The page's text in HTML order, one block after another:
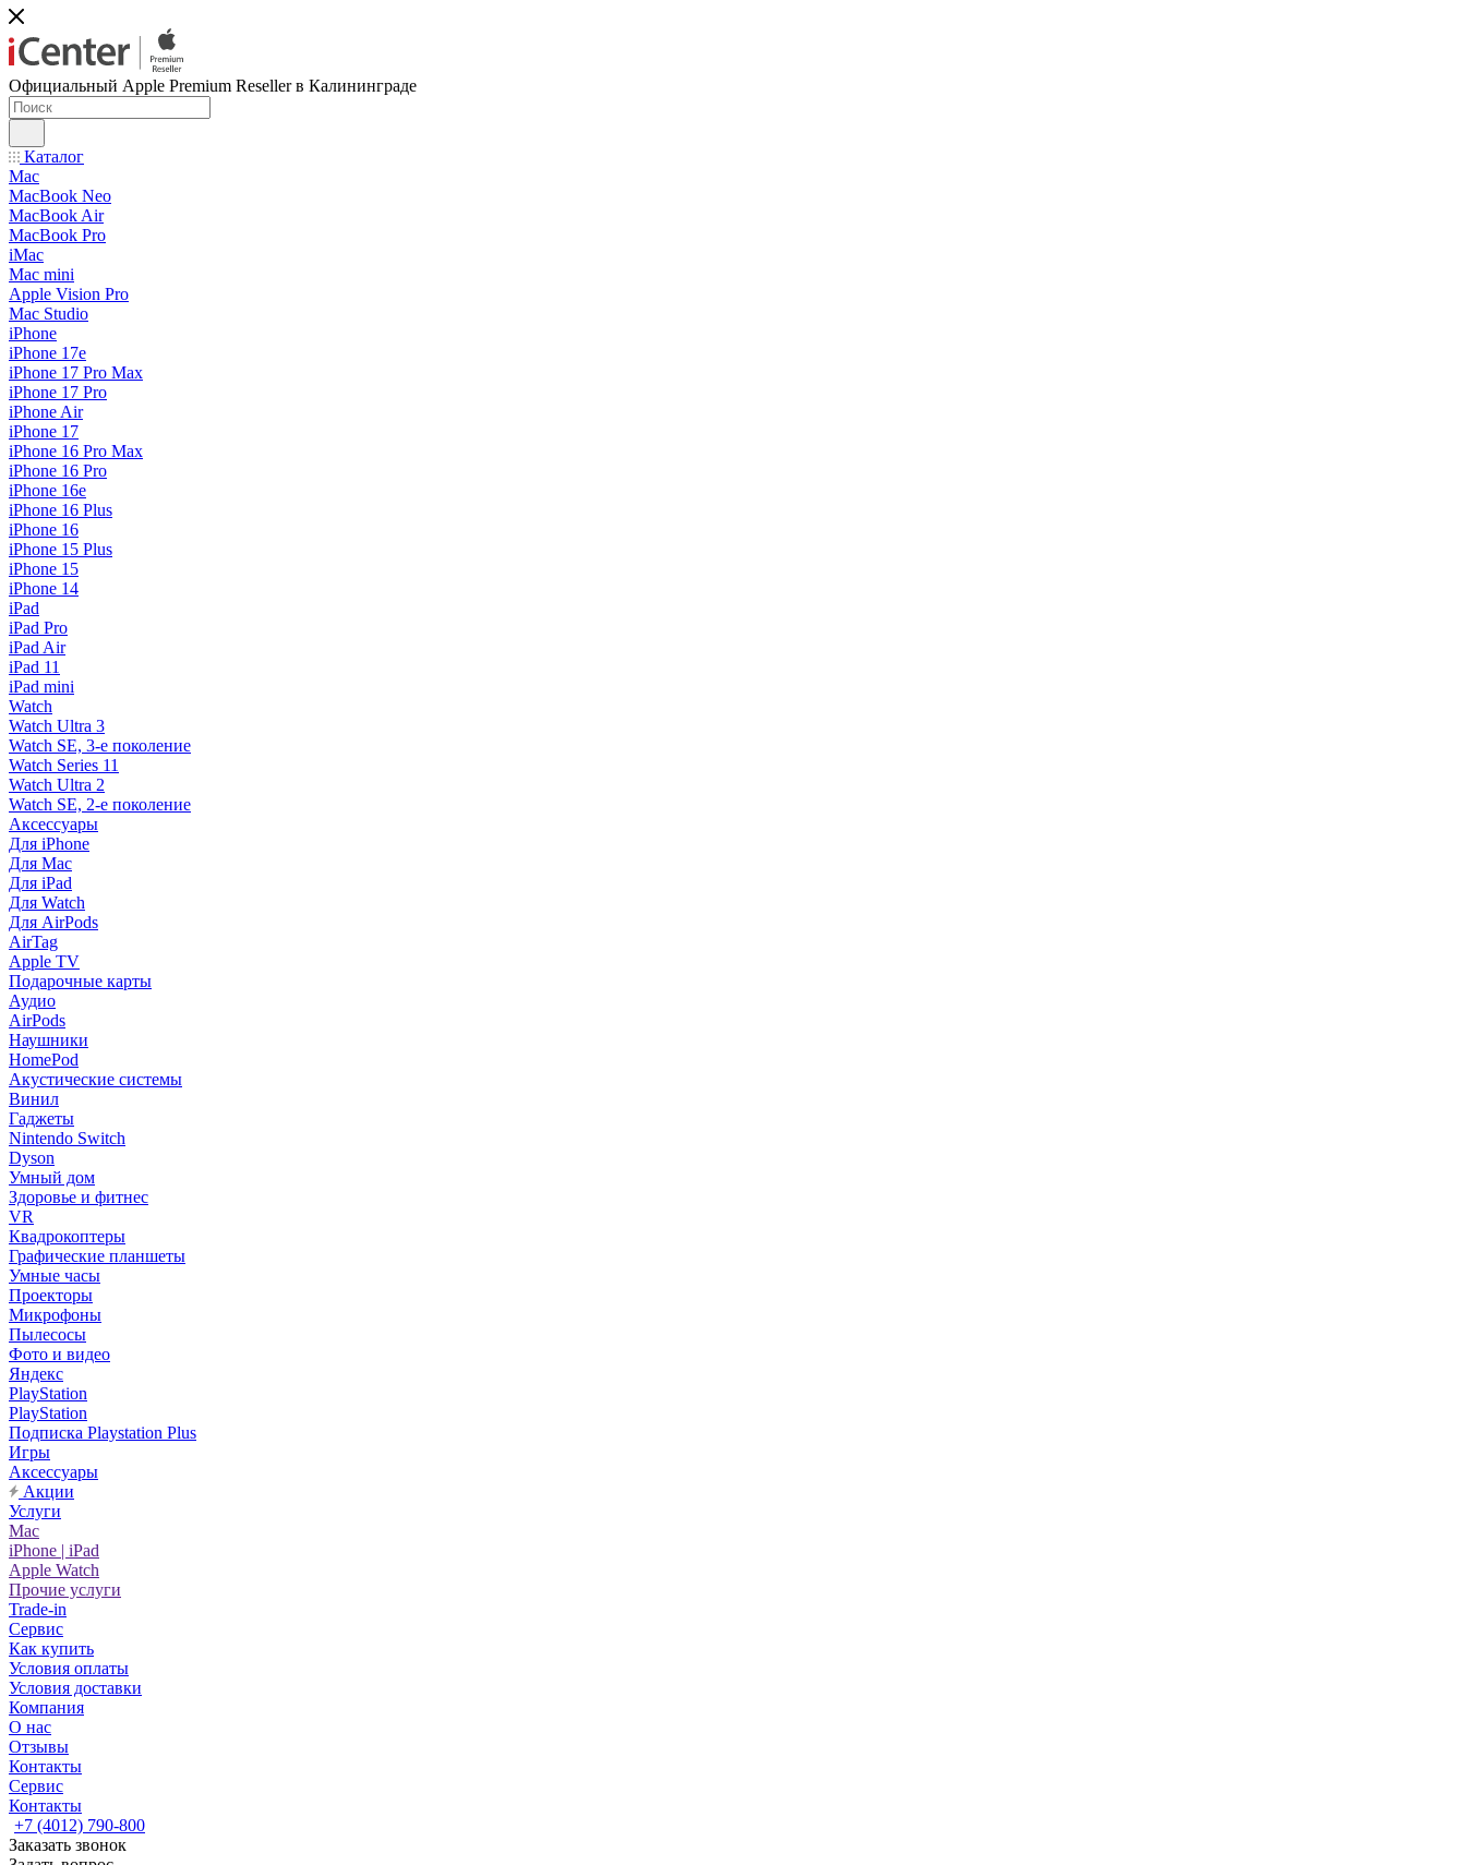
Официальный Apple Premium Reseller в Калининграде
Каталог
Mac
MacBook Neo
MacBook Air
MacBook Pro
iMac
Mac mini
Apple Vision Pro
Mac Studio
iPhone
iPhone 17e
iPhone 17 Pro Max
iPhone 17 Pro
iPhone Air
iPhone 17
iPhone 16 Pro Max
iPhone 16 Pro
iPhone 16e
iPhone 16 Plus
iPhone 16
iPhone 15 Plus
iPhone 15
iPhone 14
iPad
iPad Pro
iPad Air
iPad 11
iPad mini
Watch
Watch Ultra 3
Watch SE, 3-е поколение
Watch Series 11
Watch Ultra 2
Watch SE, 2-е поколение
Аксессуары
Для iPhone
Для Mac
Для iPad
Для Watch
Для AirPods
AirTag
Apple TV
Подарочные карты
Аудио
AirPods
Наушники
HomePod
Акустические системы
Винил
Гаджеты
Nintendo Switch
Dyson
Умный дом
Здоровье и фитнес
VR
Квадрокоптеры
Графические планшеты
Умные часы
Проекторы
Микрофоны
Пылесосы
Фото и видео
Яндекс
PlayStation
PlayStation
Подписка Playstation Plus
Игры
Аксессуары
Акции
Услуги
Mac
iPhone | iPad
Apple Watch
Прочие услуги
Trade-in
Сервис
Как купить
Условия оплаты
Условия доставки
Компания
О нас
Отзывы
Контакты
Сервис
Контакты
+7 (4012) 790-800
Заказать звонок